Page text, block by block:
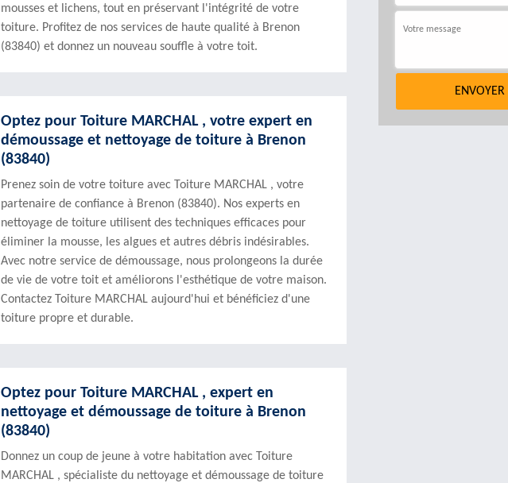
mousses et lichens, tout en préservant l'intégrité de votre
toiture. Profitez de nos services de haute qualité à Brenon
(83840) et donnez un nouveau souffle à votre toit.
Optez pour Toiture MARCHAL , votre expert en
démoussage et nettoyage de toiture à Brenon
(83840)
Prenez soin de votre toiture avec Toiture MARCHAL , votre
partenaire de confiance à Brenon (83840). Nos experts en
nettoyage de toiture utilisent des techniques efficaces pour
éliminer la mousse, les algues et autres débris indésirables.
Avec notre service de démoussage, nous prolongeons la durée
de vie de votre toit et améliorons l'esthétique de votre maison.
Contactez Toiture MARCHAL aujourd'hui et bénéficiez d'une
toiture propre et durable.
Optez pour Toiture MARCHAL , expert en
nettoyage et démoussage de toiture à Brenon
(83840)
Donnez un coup de jeune à votre habitation avec Toiture
MARCHAL , spécialiste du nettoyage et démoussage de toiture